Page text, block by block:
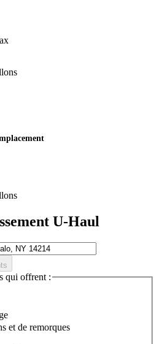
U-Haul
qui offrent :
et de remorques